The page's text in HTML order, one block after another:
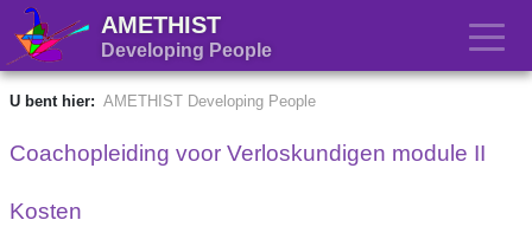
AMETHIST
Developing People
U bent hier: AMETHIST Developing People
Coachopleiding voor Verloskundigen module II
Kosten